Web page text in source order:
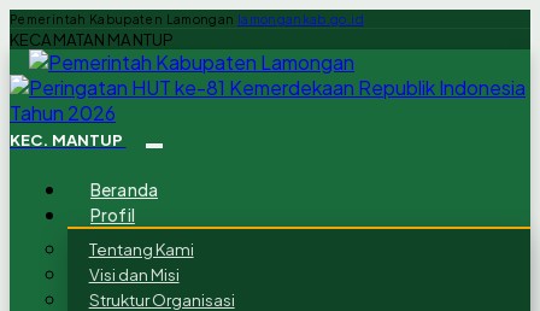
Pemerintah Kabupaten Lamongan lamongankab.go.id
KECAMATAN MANTUP
KEC. MANTUP
Beranda
Profil
Tentang Kami
Visi dan Misi
Struktur Organisasi